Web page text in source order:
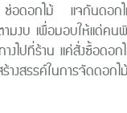
อดอกไม้ แจกันดอกไ
งบ เพื่อมอบให้แด่ค
งไปที่ร้าน แค่สั่งซื้อด
งสรรค์ในการจัดดอ